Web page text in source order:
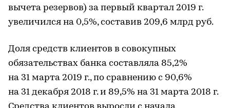
вычета резервов) за первый квартал 2019 г.
увеличился на 0,5%, составив 209,6 млрд руб.
Доля средств клиентов в совокупных
обязательствах банка составляла 85,2%
на 31 марта 2019 г., по сравнению с 90,6%
на 31 декабря 2018 г. и 89,5% на 31 марта 2018 г.